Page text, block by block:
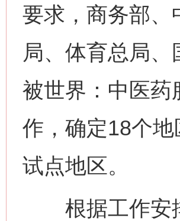
要求，商务部、
局、体育总局
被世界：中医药
作，确定18个
试点地区。
根据工作安排